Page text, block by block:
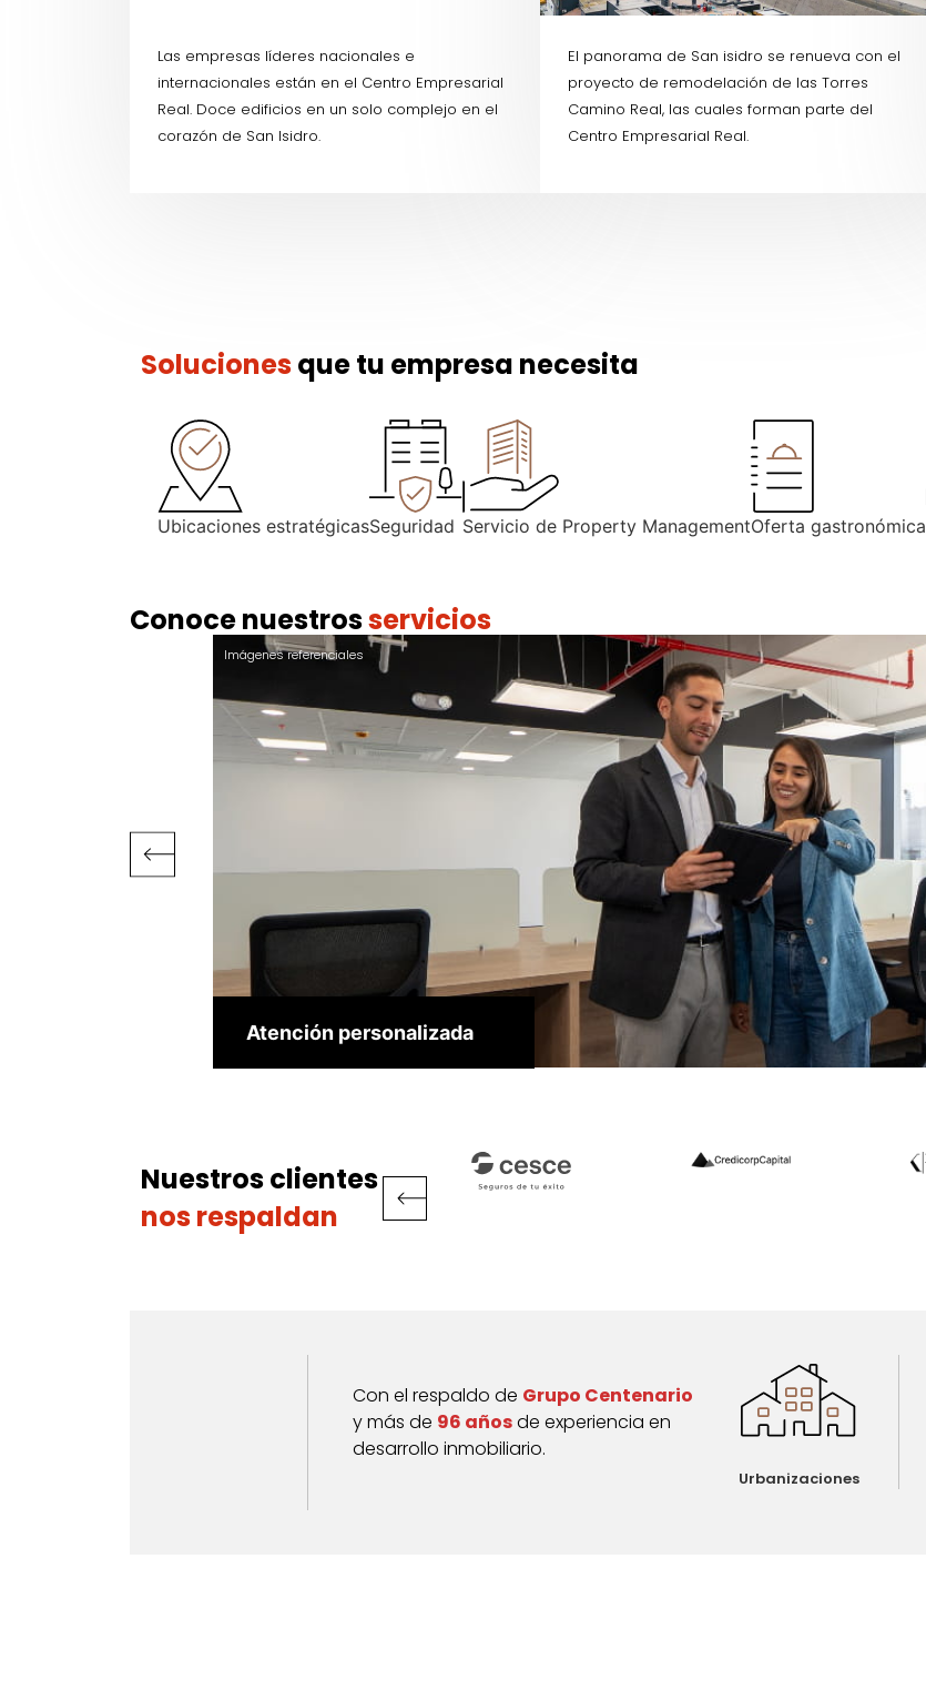
Las empresas líderes nacionales e
internacionales están en el Centro Empresarial
Real. Doce edificios en un solo complejo en el
corazón de San Isidro.
El panorama de San isidro se renueva con el
proyecto de remodelación de las Torres
Camino Real, las cuales forman parte del
Centro Empresarial Real.
Solucionesque tu empresa necesita
Ubicaciones estratégicasSeguridad Servicio de Property ManagementOferta gastronómica
Conoce nuestrosservicios
Atención personalizada
Nuestros clientes
nos respaldan
Con el respaldo de Grupo Centenario
y más de 96 añosde experiencia en
desarrollo inmobiliario.
Urbanizaciones